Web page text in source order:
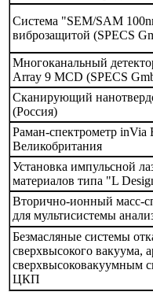
Система "SEM/SAM
виброзащитой (SPECS
Многоканальный
Array 9 MCD (SPECS
Сканирующий
(Россия)
Раман-спектрометр inVia
Великобритания
Установка импульсной
материалов типа "L
Вторично-ионный масс-
для мультисистемы
Безмасляные системы
сверхвысокого вакуума,
сверхвысоковакуумным
ЦКП